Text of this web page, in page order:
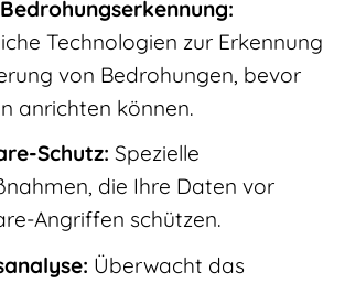
Technologien zur Erkennung
von Bedrohungen, bevor
anrichten können.
Schutz: Spezielle
die Ihre Daten vor
Angriffen schützen.
Überwacht das